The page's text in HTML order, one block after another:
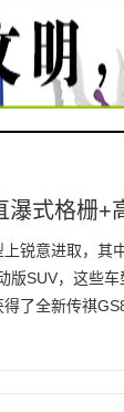
式格栅+
上锐意进取，其
版SUV，这些
了全新传祺